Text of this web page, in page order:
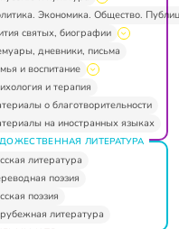
Экономика. Общество.
святых, биографии
дневники, письма
и воспитание
и терапия
о благотворительности
на иностранных языках
ЛИТЕРАТУРА
литература
поэзия
поэзия
литература